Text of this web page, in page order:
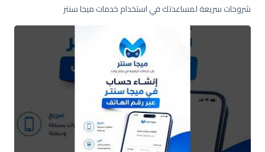
شروحات سريعة لمساعدتك في استخدام خدمات ميجا سنتر